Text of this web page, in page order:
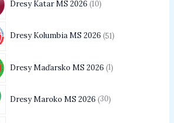
Dresy Katar MS 2026 10
Dresy Kolumbia MS 2026 51
Dresy Maďarsko MS 2026 1
Dresy Maroko MS 2026 30